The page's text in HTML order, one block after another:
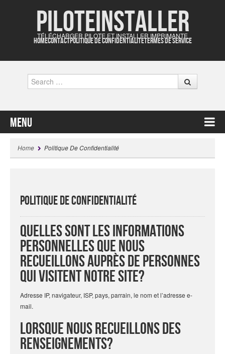
Piloteinstaller
TÉLÉCHARGER PILOTE ET INSTALLER IMPRIMANTE
HOMECONTACTPOLITIQUE DE CONFIDENTIALITÉTERMES DE SERVICE
Search
Menu
Home
Politique De Confidentialité
Politique De Confidentialité
Quelles sont les informations
personnelles que nous
recueillons auprès de personnes
qui visitent notre site?
Adresse IP, navigateur, ISP, pays, parrain, le nom et l’adresse e-
mail.
Lorsque nous recueillons des
renseignements?